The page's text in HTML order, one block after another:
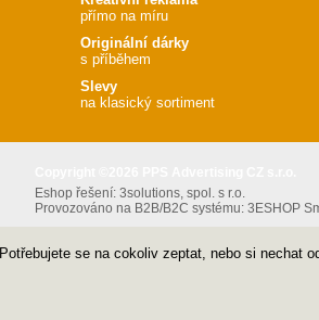
přímo na míru
Originální dárky
s příběhem
Slevy
na klasický sortiment
Eshop řešení: 3solutions, spol. s r.o.
Provozováno na B2B/B2C systému: 3ESHOP
Potřebujete se na cokoliv zeptat, nebo si nechat